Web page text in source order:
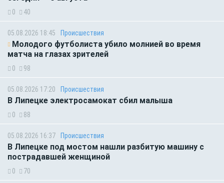
0 40
05.08.2026 18:45 Происшествия
Молодого футболиста убило молнией во время
матча на глазах зрителей
0 98
05.08.2026 17:20 Происшествия
В Липецке электросамокат сбил малыша
0 88
05.08.2026 16:37 Происшествия
В Липецке под мостом нашли разбитую машину с
пострадавшей женщиной
0 70